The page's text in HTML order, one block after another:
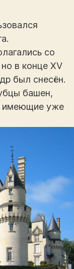
со
в конце XV
был снесён.
башен,
имеющие уже